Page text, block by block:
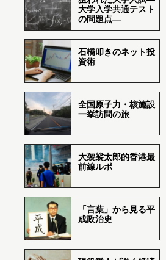
大学入学共通テスト
の問題点―
石橋叩きのネット投
資術
全国原子力・核施設
一挙訪問の旅
大袈裟太郎的香港最
前線ルポ
「言葉」から見る平
成政治史